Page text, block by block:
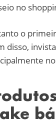
no
o
disso,